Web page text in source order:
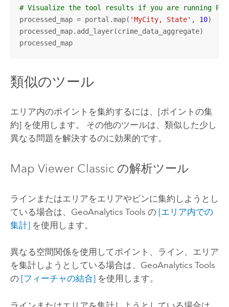
# Visualize the tool results if you are running
processed_map = portal.map( 'MyCity, State' , 10)
processed_map.add_layer(crime_data_aggregate)
processed_map
類似のツール
エリア内のポイントを集約するには、 [ポイントの集
約] を使用します。 その他のツールは、類似した少し
異なる問題を解決するのに効果的です。
Map Viewer Classicの解析ツール
ラインまたはエリアをエリアやビンに集約しようとし
ている場合は、 GeoAnalytics Tools の [エリア内での
集計]を使用します。
異なる空間関係を使用してポイント、ライン、エリア
を集計しようとしている場合は、 GeoAnalytics Tools
の [フィーチャの結合]を使用します。